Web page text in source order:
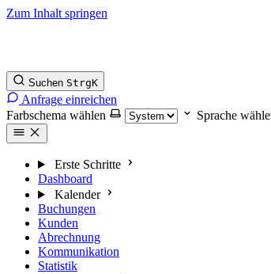
Zum Inhalt springen
Suchen StrgK
Anfrage einreichen
Farbschema wählen
Sprache
Erste Schritte
Dashboard
Kalender
Buchungen
Kunden
Abrechnung
Kommunikation
Statistik